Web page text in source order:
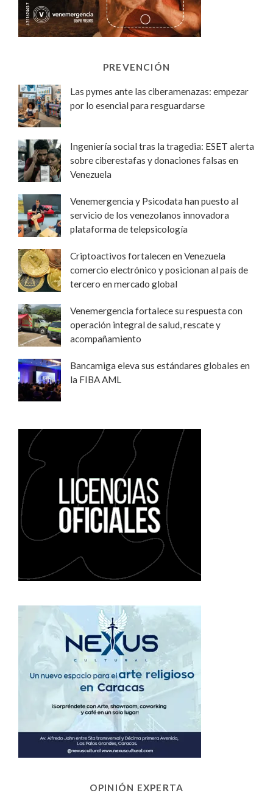
PREVENCIÓN
Las pymes ante las ciberamenazas: empezar
por lo esencial para resguardarse
Ingeniería social tras la tragedia: ESET alerta
sobre ciberestafas y donaciones falsas en
Venezuela
Venemergencia y Psicodata han puesto al
servicio de los venezolanos innovadora
plataforma de telepsicología
Criptoactivos fortalecen en Venezuela
comercio electrónico y posicionan al país de
tercero en mercado global
Venemergencia fortalece su respuesta con
operación integral de salud, rescate y
acompañamiento
Bancamiga eleva sus estándares globales en
la FIBA AML
OPINIÓN EXPERTA